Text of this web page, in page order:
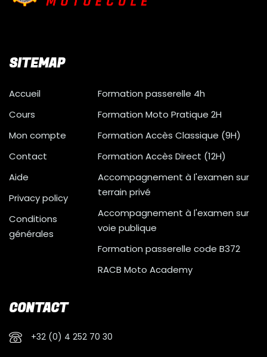
SITEMAP
Accueil
Cours
Mon compte
Contact
Aide
Privacy policy
Conditions
générales
Formation passerelle 4h
Formation Moto Pratique 2H
Formation Accès Classique (9H)
Formation Accès Direct (12H)
Accompagnement à l'examen sur
terrain privé
Accompagnement à l'examen sur
voie publique
Formation passerelle code B372
RACB Moto Academy
CONTACT
+32 (0) 4 252 70 30